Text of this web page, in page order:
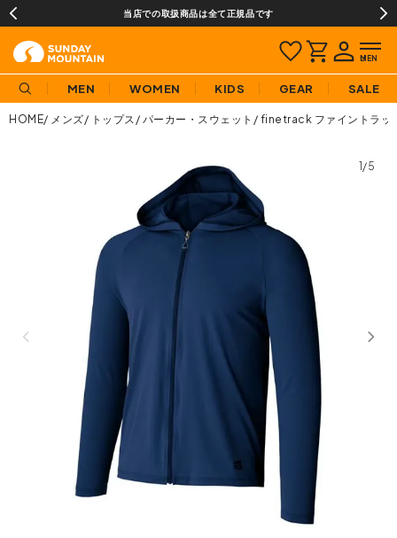
当店での取扱商品は全て正規品です
MEN WOMEN KIDS GEAR SALE
HOME メンズ トップス パーカー・スウェット finetrack ファイントラッ
1/5